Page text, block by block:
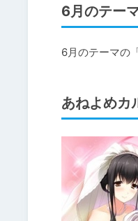
6月のテー
6月のテーマの
あねよめカ